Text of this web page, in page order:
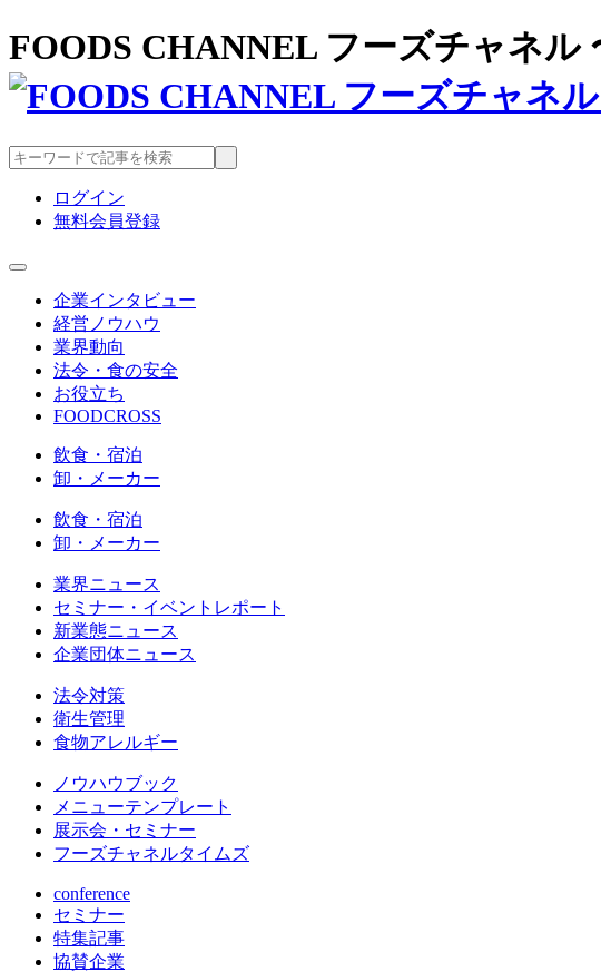
FOODS CHANNEL フーズチャネ
ログイン
無料会員登録
企業インタビュー
経営ノウハウ
業界動向
法令・食の安全
お役立ち
FOODCROSS
飲食・宿泊
卸・メーカー
飲食・宿泊
卸・メーカー
業界ニュース
セミナー・イベントレポート
新業態ニュース
企業団体ニュース
法令対策
衛生管理
食物アレルギー
ノウハウブック
メニューテンプレート
展示会・セミナー
フーズチャネルタイムズ
conference
セミナー
特集記事
協賛企業